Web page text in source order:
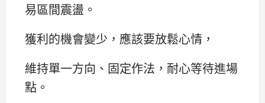
易區間震盪。
獲利的機會變少，應該要放鬆心情，
維持單一方向、固定作法，耐心等待進場
點。